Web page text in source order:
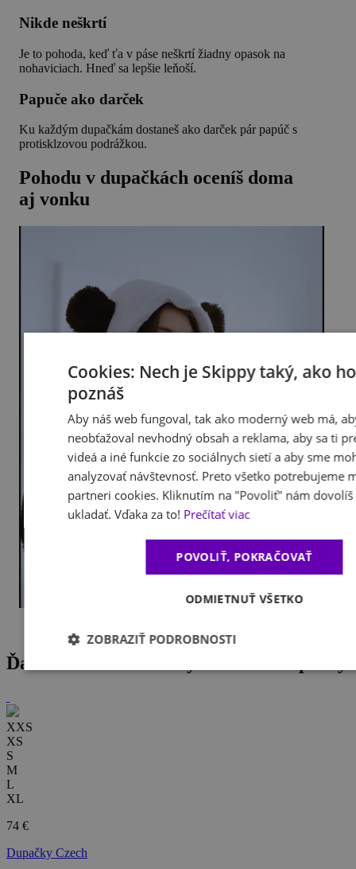
Nikde neškrtí
Je to pohoda, keď ťa v páse neškrtí žiadny opasok na
nohaviciach. Hneď sa lepšie leňoší.
Papuče ako darček
Ku každým dupačkám dostaneš ako darček pár papúč s
protisklzovou podrážkou.
Pohodu v dupačkách oceníš doma
aj vonku
Ďalšie obľúbené tovary zo sekcie
XXS
XS
S
M
L
XL
74 €
Dupačky Czech
Cookies: Nech je Skippy taký, ako ho
poznáš
Aby náš web fungoval, tak ako moderný web má,
neobťažoval nevhodný obsah a reklama, aby sa ti
videá a iné funkcie zo sociálnych sietí a aby sme
analyzovať návštevnosť. Preto všetko potrebujeme
partneri cookies. Kliknutím na "Povoliť" nám dovolíš
ukladať. Vďaka za to! Prečítať viac
POVOLIŤ, POKRAČOVAŤ
ODMIETNUŤ VŠETKO
ZOBRAZIŤ PODROBNOSTI